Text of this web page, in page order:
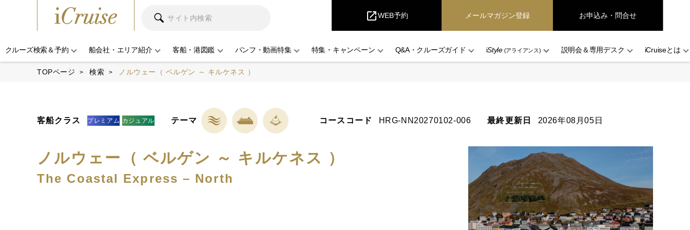
open_in_newWEB予約 メールマガジン登録 お申込み・問合せ
クルーズ検索＆予約 船会社・エリア紹介 客船・港図鑑 パンフ・動画特集 特集・キャンペーン Q&A・クルーズガイド iStyle(アライアンス) 説明会＆専用デスク iCruiseとは
TOPページ 検索 ノルウェー（ ベルゲン ～ キルケネス ）
客船クラス プレミアム カジュアル テーマ コースコード HRG-NN20270102-006 最終更新日 2026年08月05日
ノルウェー（ ベルゲン ～ キルケネス ）
The Coastal Express – North